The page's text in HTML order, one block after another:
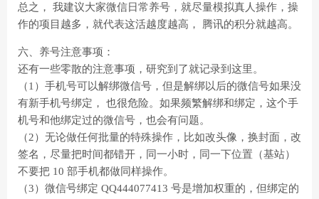
总之， 我建议大家微信日常养号，就尽量模拟真人操作，操
作的项目越多，就代表这活越度越高， 腾讯的积分就越高。
六、养号注意事项：
还有一些零散的注意事项，研究到了就记录到这里。
（1）手机号可以解绑微信号，但是解绑以后的微信号如果没
有新手机号绑定， 也很危险。如果频繁解绑和绑定，这个手
机号和他绑定过的微信号，也会有问题。
（2）无论做任何批量的特殊操作，比如改头像，换封面，改
签名，尽量把时间都错开，同一小时，同一下位置（基站）
不要把 10 部手机都做同样操作。
（3）微信号绑定 QQ444077413 号是增加权重的，但绑定的